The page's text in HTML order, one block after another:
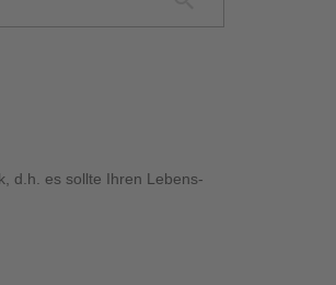
MUSTERHAUS FINDEN
d.h. es sollte Ihren Lebens-